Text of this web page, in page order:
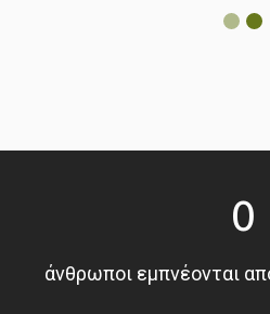
0
άνθρωποι εμπνέονται